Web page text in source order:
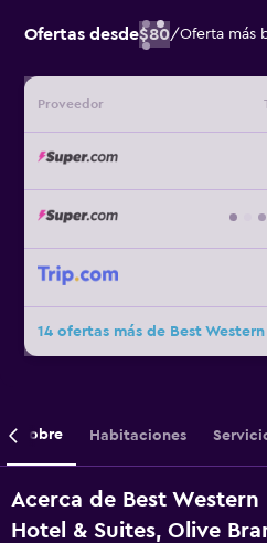
Ofertas desde$80/Oferta más
Proveedor
Sobre Habitaciones
Acerca de Best Western
Hotel & Suites, Olive